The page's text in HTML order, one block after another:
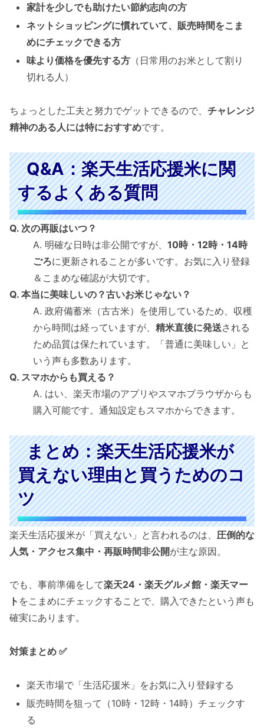
家計を少しでも助けたい節約志向の方
ネットショッピングに慣れていて、販売時間をこま
めにチェックできる方
味より価格を優先する方 （日常用のお米として割り
切れる人）
ちょっとした工夫と努力でゲットできるので、 チャレンジ
精神のある人には特におすすめです。
Q&A：楽天生活応援米に関
するよくある質問
Q. 次の再販はいつ？
A. 明確な日時は非公開ですが、 10時・12時・14時
ごろに更新されることが多いです。お気に入り登録
＆こまめな確認が大切です。
Q. 本当に美味しいの？古いお米じゃない？
A. 政府備蓄米（古古米）を使用しているため、収穫
から時間は経っていますが、 精米直後に発送される
ため品質は保たれています。「普通に美味しい」と
いう声も多数あります。
Q. スマホからも買える？
A. はい、楽天市場のアプリやスマホブラウザからも
購入可能です。通知設定もスマホからできます。
まとめ：楽天生活応援米が
買えない理由と買うためのコ
ツ
楽天生活応援米が「買えない」と言われるのは、 圧倒的な
人気・アクセス集中・再販時間非公開が主な原因。
でも、事前準備をして楽天24・楽天グルメ館・楽天マー
ト をこまめにチェックすることで、購入できたという声も
確実にあります。
対策まとめ ✅
楽天市場で「生活応援米」をお気に入り登録する
販売時間を狙って（10時・12時・14時）チェックす
る